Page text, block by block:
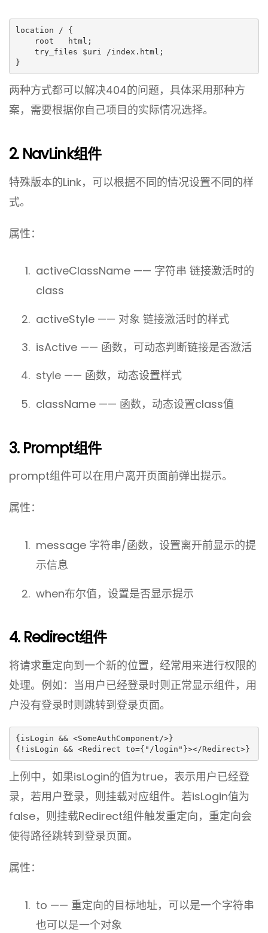
location / {
}
两种方式都可以解决404的问题，具体采用那种方
案，需要根据你自己项目的实际情况选择。
2. NavLink组件
特殊版本的Link，可以根据不同的情况设置不同的样
式。
属性：
activeClassName —— 字符串 链接激活时的
class
activeStyle —— 对象 链接激活时的样式
isActive —— 函数，可动态判断链接是否激活
style —— 函数，动态设置样式
className —— 函数，动态设置class值
3. Prompt组件
prompt组件可以在用户离开页面前弹出提示。
属性：
message 字符串/函数，设置离开前显示的提
示信息
when布尔值，设置是否显示提示
4. Redirect组件
将请求重定向到一个新的位置，经常用来进行权限的
处理。例如：当用户已经登录时则正常显示组件，用
户没有登录时则跳转到登录页面。
{isLogin && <SomeAuthComponent/>}
{!isLogin && <Redirect to={"/login"}></Redirect>}
上例中，如果isLogin的值为true，表示用户已经登
录，若用户登录，则挂载对应组件。若isLogin值为
false，则挂载Redirect组件触发重定向，重定向会
使得路径跳转到登录页面。
属性：
to —— 重定向的目标地址，可以是一个字符串
也可以是一个对象